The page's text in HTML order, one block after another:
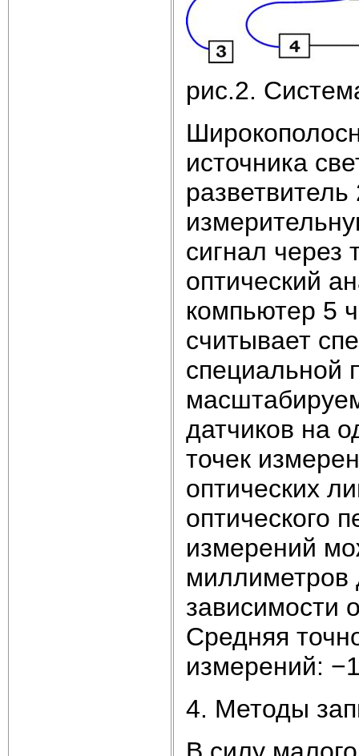
рис.2.
источника
сигнал через
оптический
компьютер 5
считывает
специальной
датчиков на
точек
оптических
оптического
измерений
миллиметров
зависимости
Средняя
измерений:
4. Методы